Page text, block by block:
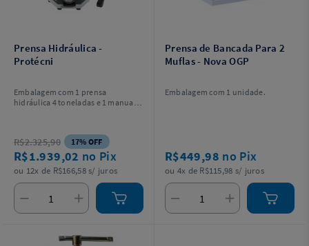
Prensa Hidráulica -
Protécni
Embalagem com 1 prensa
hidráulica 4 toneladas e 1 manual
R$2.325,90 17% OFF
R$1.939,02 no Pix
ou 12x de R$166,58 s/ juros
Prensa de Bancada Para 2
Muflas - Nova OGP
Embalagem com 1 unidade.
R$449,98 no Pix
ou 4x de R$115,98 s/ juros